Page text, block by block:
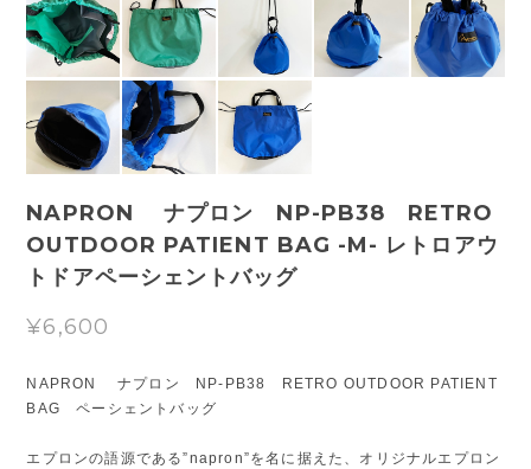
NAPRON ナプロン NP-PB38 RETRO
OUTDOOR PATIENT BAG -M- レトロアウ
トドアペーシェントバッグ
¥6,600
NAPRON ナプロン NP-PB38 RETRO OUTDOOR PATIENT
BAG ペーシェントバッグ
エプロンの語源である”napron”を名に据えた、オリジナルエプロン